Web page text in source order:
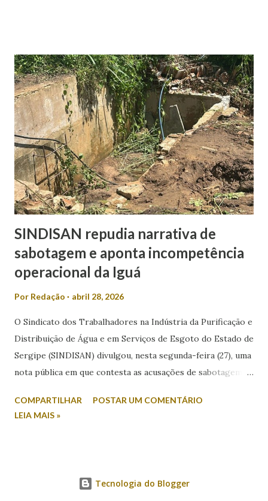
estimulado, em que os candidatos são apresentados ao
entrevistado, Mitidieri mantém a liderança com 44,2%,
seguido por Valmir de Francisquinho, com 34,5%. Ricardo
Marques aparece com 17,6%, enquanto outros somam 3,7%.
O índice de eleitores indecisos, que não souberam ou
preferiram não responder, além de votos brancos e nulos,
chega a 22,6%. O levantamento também mediu a rejeição
dos candidatos. Nesse...
SINDISAN repudia narrativa de
sabotagem e aponta incompetência
operacional da Iguá
Por Redação abril 28, 2026
O Sindicato dos Trabalhadores na Indústria da Purificação e
Distribuição de Água e em Serviços de Esgoto do Estado de
Sergipe (SINDISAN) divulgou, nesta segunda-feira (27), uma
nota pública em que contesta as acusações de sabotagem
Aracaju e região metropolitana. A entidade atribui o
abastecimento da região afetada, que inclui Zona de
COMPARTILHAR
POSTAR UM COMENTÁRIO
LEIA MAIS »
Tecnologia do Blogger